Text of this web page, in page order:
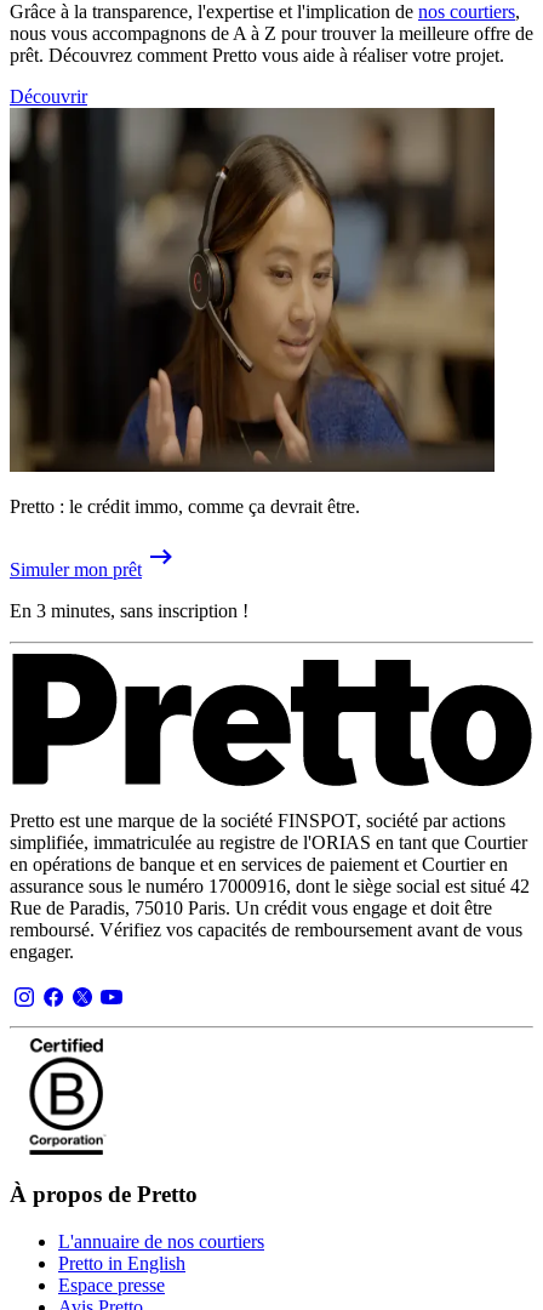
Grâce à la transparence, l'expertise et l'implication de nos courtiers,
nous vous accompagnons de A à Z pour trouver la meilleure offre de
prêt. Découvrez comment Pretto vous aide à réaliser votre projet.
Découvrir
Pretto : le crédit immo, comme ça devrait être.
Simuler mon prêt
En 3 minutes, sans inscription !
Pretto est une marque de la société FINSPOT, société par actions
simplifiée, immatriculée au registre de l'ORIAS en tant que Courtier
en opérations de banque et en services de paiement et Courtier en
assurance sous le numéro 17000916, dont le siège social est situé 42
Rue de Paradis, 75010 Paris. Un crédit vous engage et doit être
remboursé. Vérifiez vos capacités de remboursement avant de vous
engager.
À propos de Pretto
L'annuaire de nos courtiers
Pretto in English
Espace presse